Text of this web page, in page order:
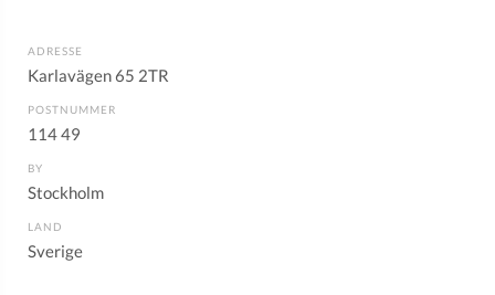
ADRESSE
Karlavägen 65 2TR
POSTNUMMER
114 49
BY
Stockholm
LAND
Sverige